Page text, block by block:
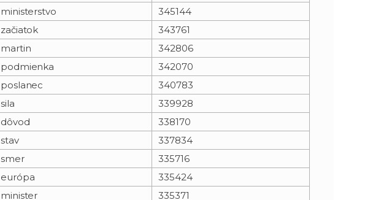
ministerstvo
345144
začiatok
343761
martin
342806
podmienka
342070
poslanec
340783
sila
339928
dôvod
338170
stav
337834
smer
335716
európa
335424
minister 335371